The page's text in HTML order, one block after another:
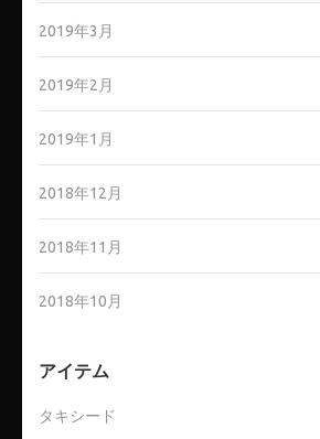
2019年3月
2019年2月
2019年1月
2018年12月
2018年11月
2018年10月
アイテム
タキシード